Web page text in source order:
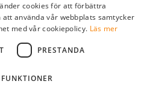
cookies för att förbättra
använda vår webbplats samtycker
med vår cookiepolicy. Läs mer
PRESTANDA
FUNKTIONER